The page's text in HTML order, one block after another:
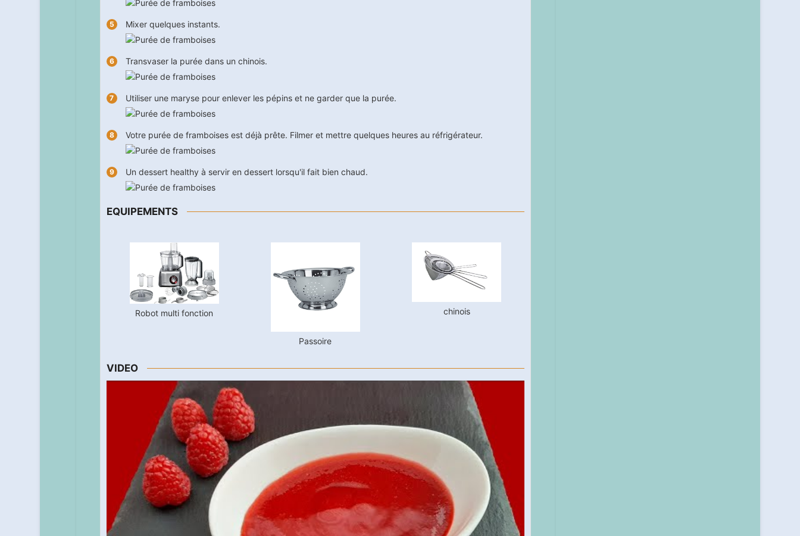
Mixer quelques instants.
Transvaser la purée dans un chinois.
Utiliser une maryse pour enlever les pépins et ne garder que la purée.
Votre purée de framboises est déjà prête. Filmer et mettre quelques heures au réfrigérateur.
Un dessert healthy à servir en dessert lorsqu'il fait bien chaud.
EQUIPEMENTS
Robot multi fonction
Passoire
chinois
VIDEO